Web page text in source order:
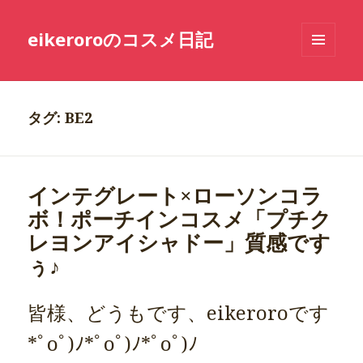
eikeroroのコスメ日記
ーとウ
タグ: BE2
インテグレート×ローソンコラ
ボ！ポーチインコスメ「プチク
レヨンアイシャドー」質感です
ぅ♪
皆様、どうもです、eikeroroです
*ﾟoﾟ)ﾉ*ﾟoﾟ)ﾉ*ﾟoﾟ)ﾉ